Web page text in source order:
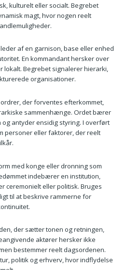
kulturelt eller socialt. Begrebet
magt, hvor nogen reelt
af en garnison, base eller enhed
En kommandant hersker over
lokalt. Begrebet signalerer hierarki,
organisationer.
ordrer, der forventes efterkommet,
sammenhænge. Ordet bærer
antyder ensidig styring. I overført
personer eller faktorer, der reelt
med konge eller dronning som
indebærer en institution,
ceremonielt eller politisk. Bruges
til at beskrive rammerne for
der sætter tonen og retningen,
aktører hersker ikke
bestemmer reelt dagsordenen.
politik og erhverv, hvor indflydelse